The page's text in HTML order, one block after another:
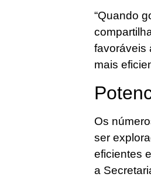
“Quando
favoráveis
mais
Os
ser
eficientes
a